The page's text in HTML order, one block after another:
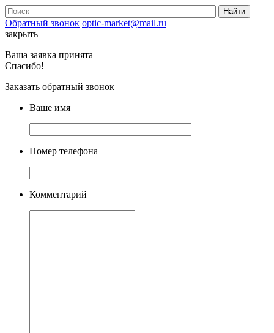
Обратный звонок optic-market@mail.ru
закрыть
Ваша заявка принята
Спасибо!
Заказать обратный звонок
Ваше имя
Номер телефона
Комментарий